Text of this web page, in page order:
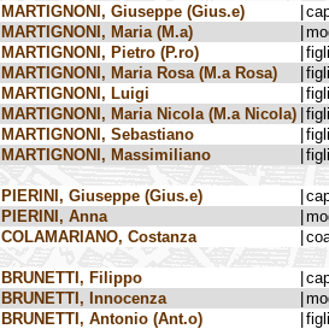
MARTIGNONI, Giuseppe (Gius.e)
MARTIGNONI, Maria (M.a)
MARTIGNONI, Pietro (P.ro)
MARTIGNONI, Maria Rosa (M.a Rosa)
MARTIGNONI, Luigi
MARTIGNONI, Maria Nicola (M.a Nicola)
MARTIGNONI, Sebastiano
MARTIGNONI, Massimiliano
PIERINI, Giuseppe (Gius.e)
PIERINI, Anna
COLAMARIANO, Costanza
BRUNETTI, Filippo
BRUNETTI, Innocenza
BRUNETTI, Antonio (Ant.o)